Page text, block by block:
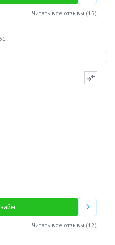
Читать все отзывы (15)
Читать все отзывы (12)